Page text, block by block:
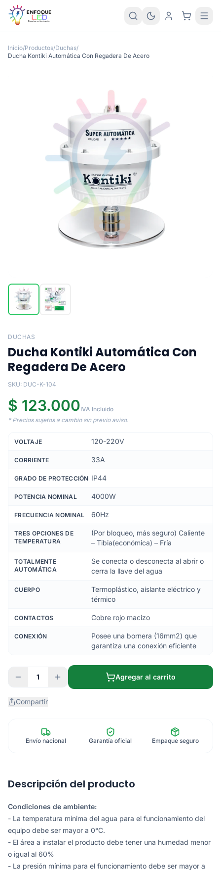
Inicio/Productos/Duchas/
Ducha Kontiki Automática Con Regadera De Acero
DUCHAS
Ducha Kontiki Automática Con
Regadera De Acero
SKU: DUC-K-104
$ 123.000IVA Incluido
* Precios sujetos a cambio sin previo aviso.
VOLTAJE 120-220V
CORRIENTE 33A
GRADO DE PROTECCIÓN IP44
POTENCIA NOMINAL 4000W
FRECUENCIA NOMINAL 60Hz
TRES OPCIONES DE
TEMPERATURA
(Por bloqueo, más seguro) Caliente
– Tibia(económica) – Fría
TOTALMENTE
AUTOMÁTICA
Se conecta o desconecta al abrir o
cerra la llave del agua
CUERPO
Termoplástico, aislante eléctrico y
térmico
CONTACTOS Cobre rojo macizo
CONEXIÓN
Posee una bornera (16mm2) que
garantiza una conexión eficiente
1 Agregar al carrito
Compartir
Envío nacional Garantía oficial Empaque seguro
Descripción del producto
Condiciones de ambiente:
- La temperatura mínima del agua para el funcionamiento del
equipo debe ser mayor a 0°C.
- El área a instalar el producto debe tener una humedad menor
o igual al 60%
- La presión mínima para el funcionamiento debe ser mayor a